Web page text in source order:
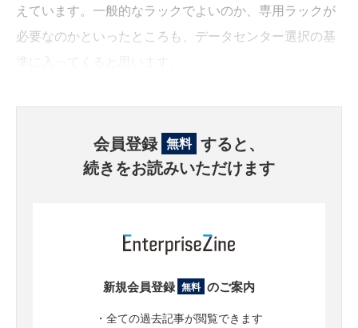
えています。一般的なラックでよいのか、専用ラックが
必要なのかといったところも、データセンター選択の基
会員登録 無料 すると、
続きをお読みいただけます
新規会員登録 無料 のご案内
・全ての過去記事が閲覧できます